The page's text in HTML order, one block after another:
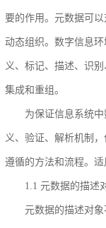
要的作用。元数据可
动态组织。数字信息
义、标记、描述、识
集成和重组。
为保证信息系统
义、验证、解析机制
遵循的方法和流程。
1.1 元数据的描述
元数据的描述对